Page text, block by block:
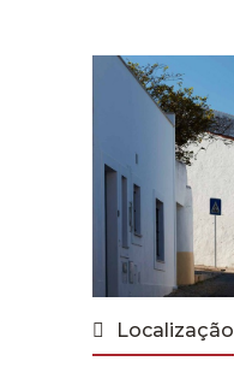
Localização